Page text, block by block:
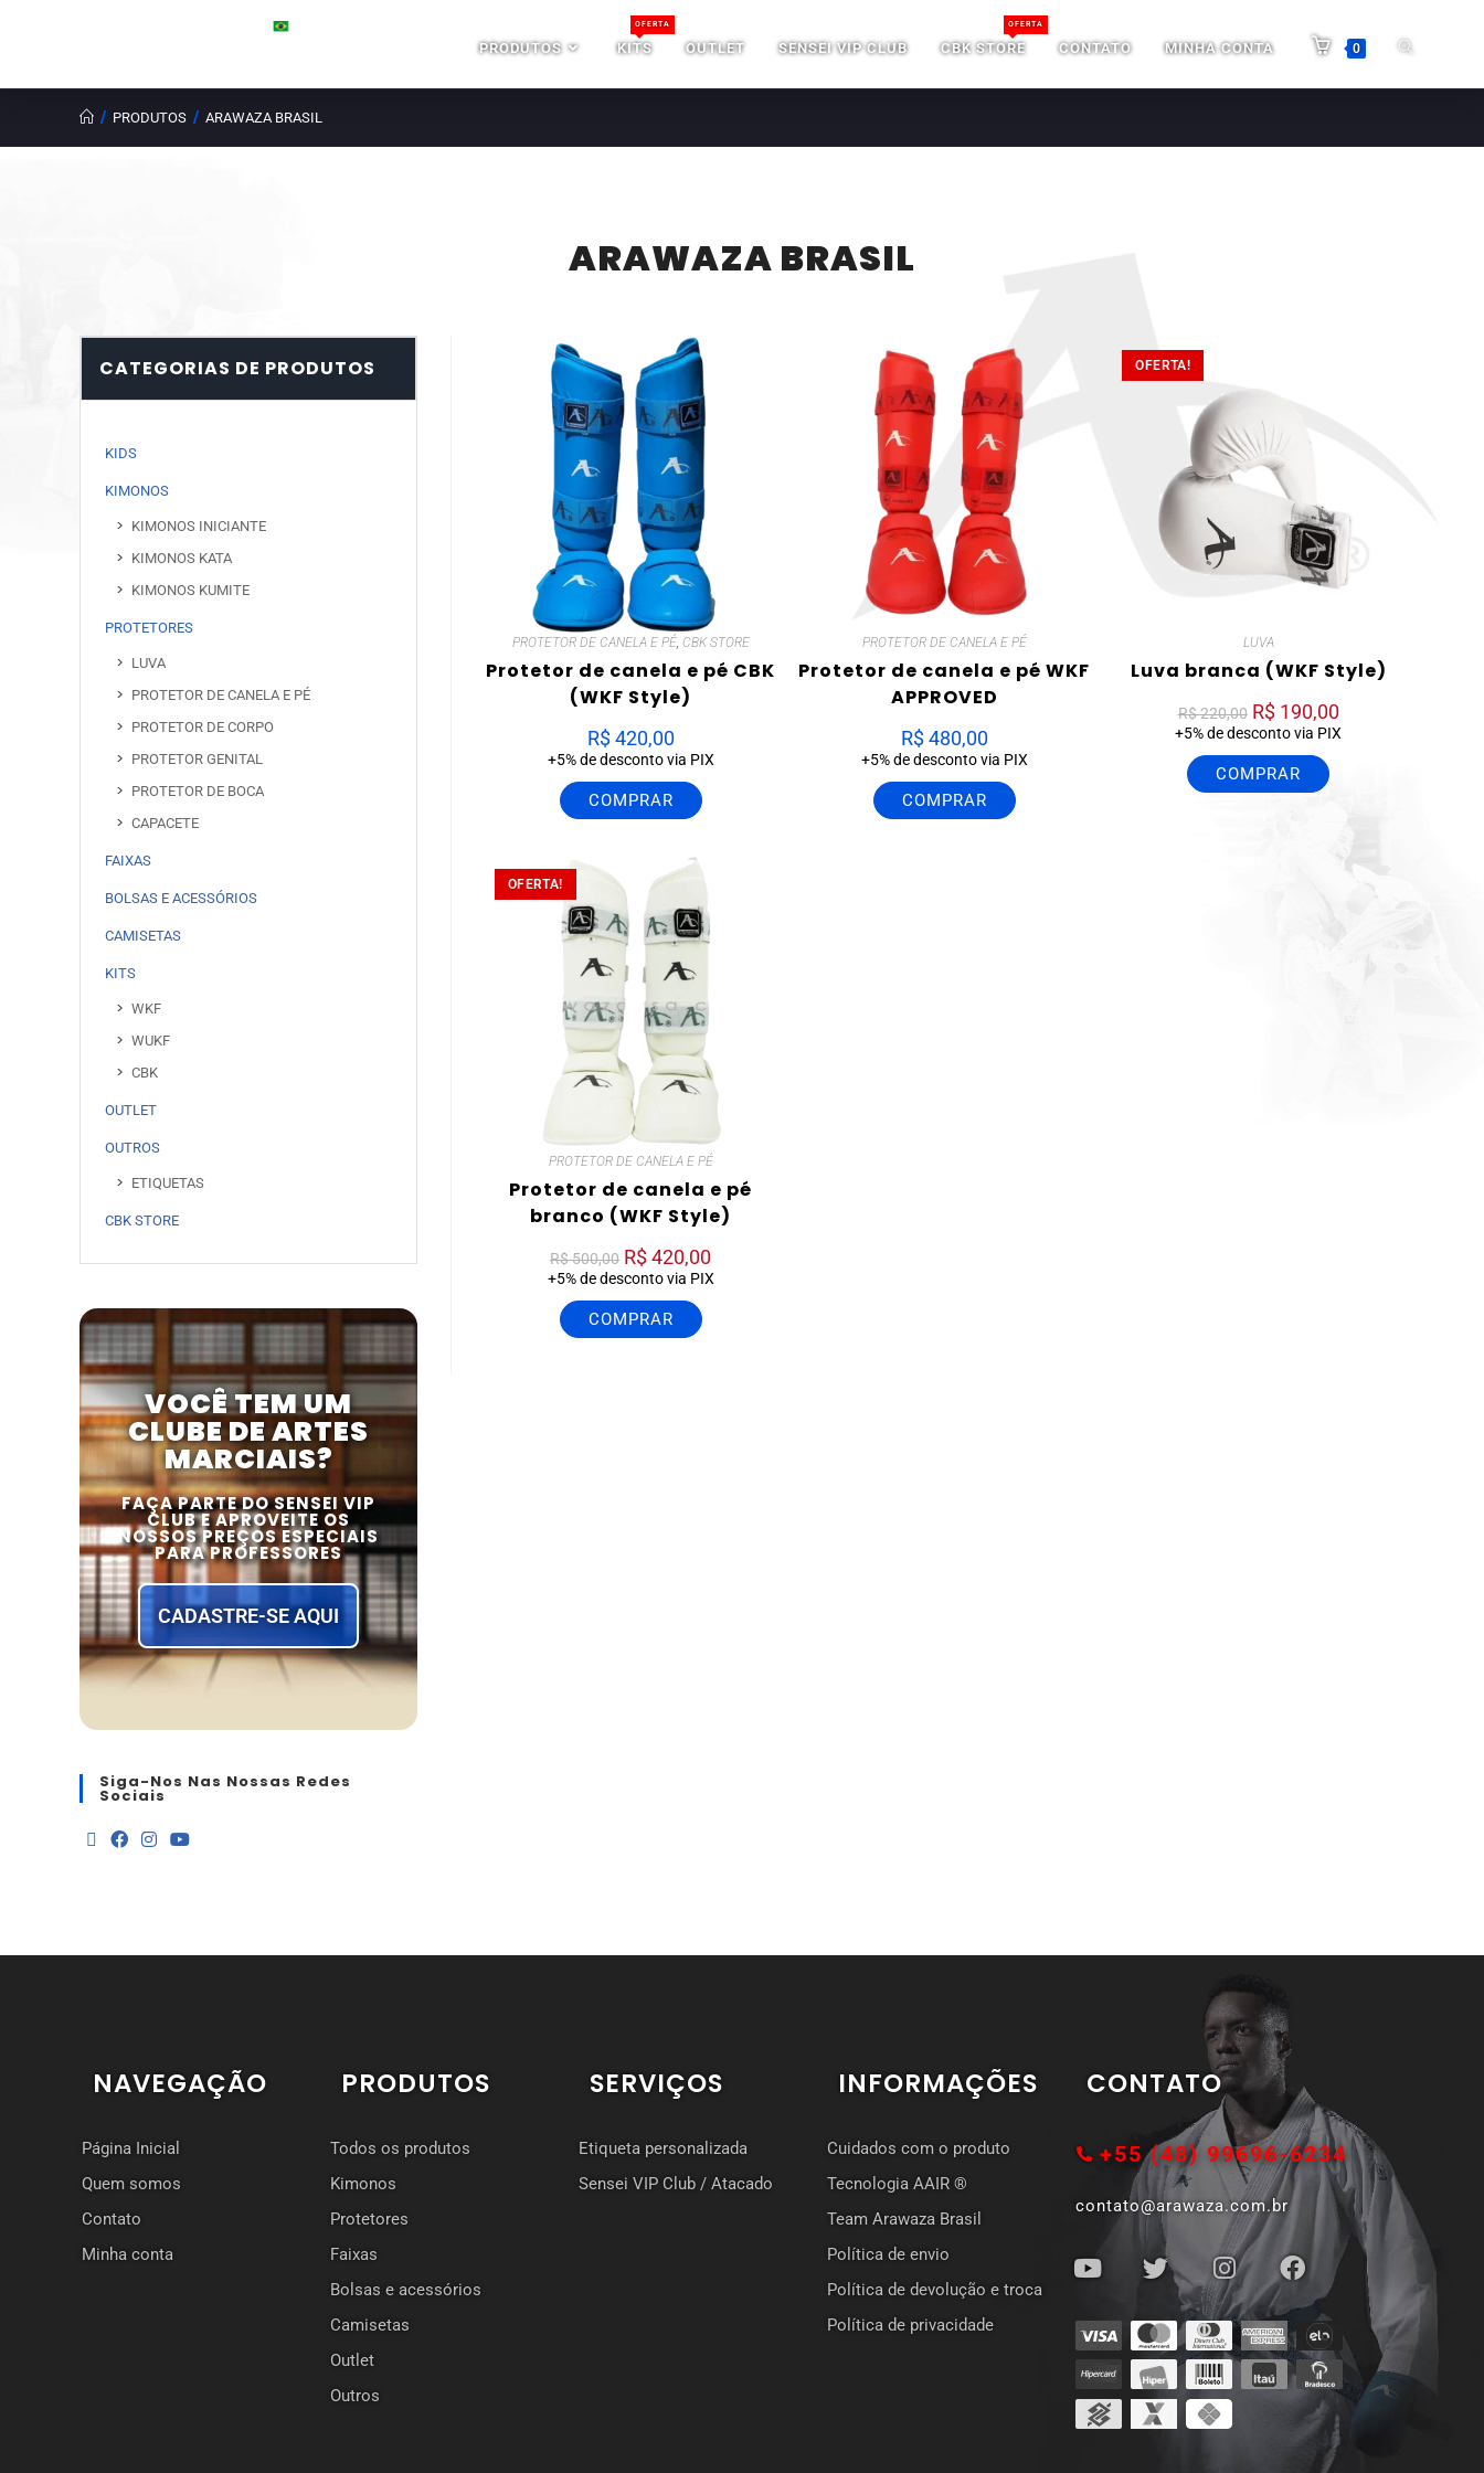
PRODUTOS KITS
OFERTA
OUTLET SENSEI VIP CLUB CBK STORE
OFERTA
CONTATO MINHA CONTA 0
ARAWAZA BRASIL
/ PRODUTOS / ARAWAZA BRASIL
PROTETOR DE CANELA E PÉ, CBK STORE
Protetor de canela e pé CBK
(WKF Style)
R$420,00
+5% de desconto via PIX
COMPRAR
PROTETOR DE CANELA E PÉ
Protetor de canela e pé WKF
APPROVED
R$480,00
+5% de desconto via PIX
COMPRAR
OFERTA!
LUVA
Luva branca (WKF Style)
R$220,00 R$190,00
+5% de desconto via PIX
COMPRAR
OFERTA!
PROTETOR DE CANELA E PÉ
Protetor de canela e pé
branco (WKF Style)
R$500,00 R$420,00
+5% de desconto via PIX
COMPRAR
CATEGORIAS DE PRODUTOS
KIDS
KIMONOS
KIMONOS INICIANTE
KIMONOS KATA
KIMONOS KUMITE
PROTETORES
LUVA
PROTETOR DE CANELA E PÉ
PROTETOR DE CORPO
PROTETOR GENITAL
PROTETOR DE BOCA
CAPACETE
FAIXAS
BOLSAS E ACESSÓRIOS
CAMISETAS
KITS
WKF
WUKF
CBK
OUTLET
OUTROS
ETIQUETAS
CBK STORE
VOCÊ TEM UM
CLUBE DE ARTES
MARCIAIS?
FAÇA PARTE DO SENSEI VIP
CLUB E APROVEITE OS
NOSSOS PREÇOS ESPECIAIS
PARA PROFESSORES
CADASTRE-SE AQUI
Siga-Nos Nas Nossas Redes
Sociais
NAVEGAÇÃO
Página Inicial
Quem somos
Contato
Minha conta
PRODUTOS
Todos os produtos
Kimonos
Protetores
Faixas
Bolsas e acessórios
Camisetas
Outlet
Outros
SERVIÇOS
Etiqueta personalizada
Sensei VIP Club / Atacado
INFORMAÇÕES
Cuidados com o produto
Tecnologia AAIR ®
Team Arawaza Brasil
Política de envio
Política de devolução e troca
Política de privacidade
CONTATO
+55 (48) 99696-6234
contato@arawaza.com.br